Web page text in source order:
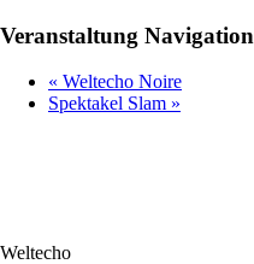
Veranstaltung Navigation
« Weltecho Noire
Spektakel Slam »
Weltecho